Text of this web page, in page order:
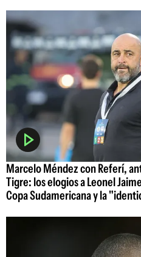
Marcelo Méndez con Referí,
Tigre: los elogios a Leonel
Copa Sudamericana y la